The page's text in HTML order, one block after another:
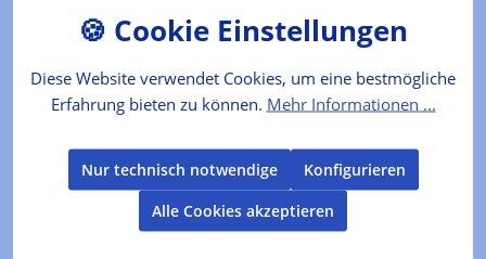
Mojo Verde
der Klassiker von den Kanaren zu Fisch, gegrillten
Kartoffeln oder zu Kichererbsensalat
Diese Website verwendet Cookies, um eine bestmögliche
Erfahrung bieten zu können. Mehr Informationen ...
Nur technisch notwendige
Konfigurieren
Alle Cookies akzeptieren